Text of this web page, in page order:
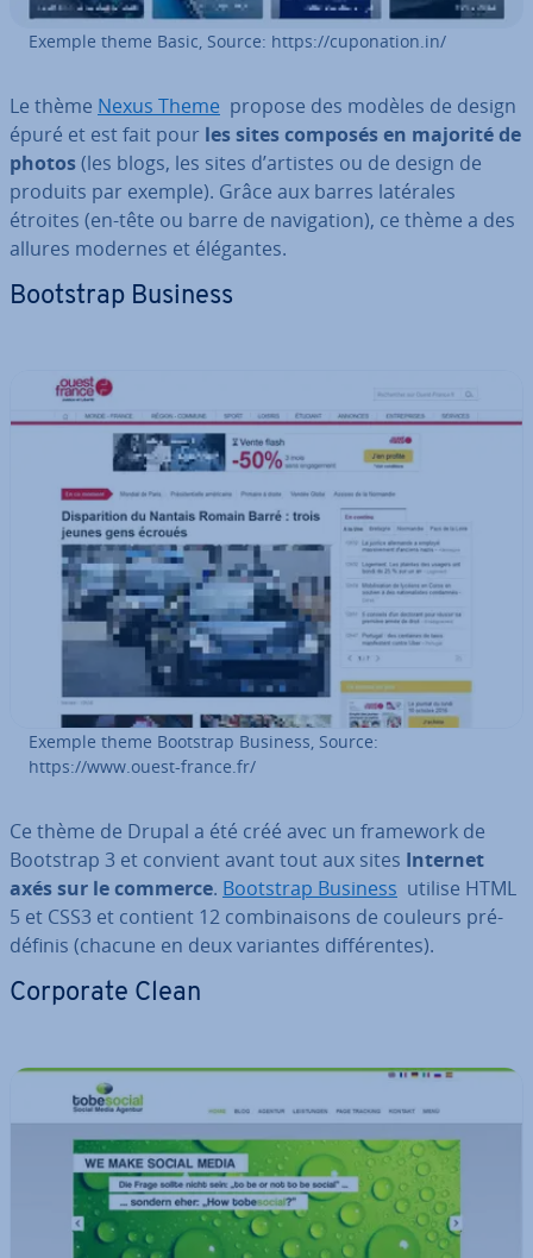
Exemple theme Basic, Source: https://cu­po­na­tion.in/
Le thème Nexus Theme propose des modèles de design
épuré et est fait pour les sites composés en majorité de
photos(les blogs, les sites d’artistes ou de design de
produits par exemple). Grâce aux barres latérales
étroites (en-tête ou barre de na­vi­ga­tion), ce thème a des
allures modernes et élégantes.
Bootstrap Business
Exemple theme Bootstrap Business, Source:
https://www.ouest-france.fr/
Ce thème de Drupal a été créé avec un framework de
Bootstrap 3 et convient avant tout aux sites Internet
axés sur le commerce. Bootstrap Business utilise HTML
5 et CSS3 et contient 12 com­bi­nai­sons de couleurs pré­
dé­fi­nis (chacune en deux variantes dif­fé­rentes).
Corporate Clean